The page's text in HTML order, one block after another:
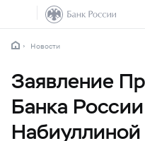
Новости
Заявление
Банка
Набиуллиной